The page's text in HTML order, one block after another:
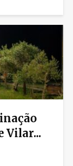
Vilar...